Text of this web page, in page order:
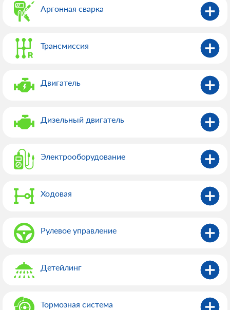
Аргонная сварка
Трансмиссия
Двигатель
Дизельный двигатель
Электрооборудованиe
Ходовая
Рулевое управление
Детейлинг
Тормозная система